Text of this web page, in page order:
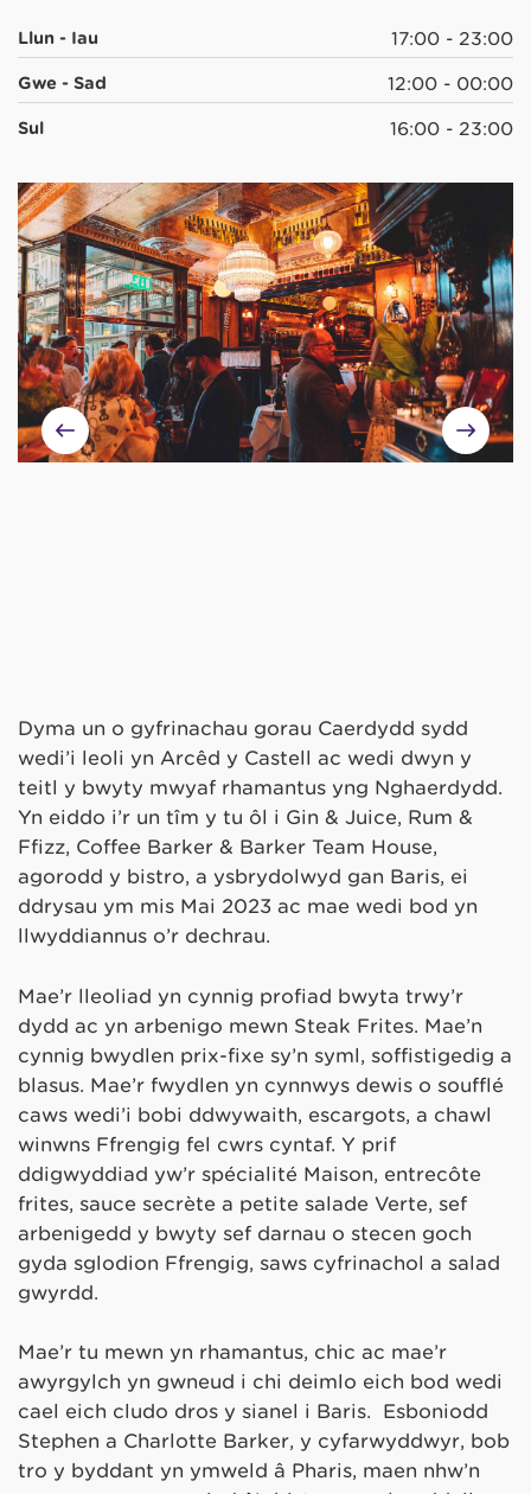
Llun - Iau 17:00 - 23:00
Gwe - Sad 12:00 - 00:00
Sul 16:00 - 23:00
Dyma un o gyfrinachau gorau Caerdydd sydd
wedi’i leoli yn Arcêd y Castell ac wedi dwyn y
teitl y bwyty mwyaf rhamantus yng Nghaerdydd.
Yn eiddo i’r un tîm y tu ôl i Gin & Juice, Rum &
Ffizz, Coffee Barker & Barker Team House,
agorodd y bistro, a ysbrydolwyd gan Baris, ei
ddrysau ym mis Mai 2023 ac mae wedi bod yn
llwyddiannus o’r dechrau.
Mae’r lleoliad yn cynnig profiad bwyta trwy’r
dydd ac yn arbenigo mewn Steak Frites. Mae’n
cynnig bwydlen prix-fixe sy’n syml, soffistigedig a
blasus. Mae’r fwydlen yn cynnwys dewis o soufflé
caws wedi’i bobi ddwywaith, escargots, a chawl
winwns Ffrengig fel cwrs cyntaf. Y prif
ddigwyddiad yw’r spécialité Maison, entrecôte
frites, sauce secrète a petite salade Verte, sef
arbenigedd y bwyty sef darnau o stecen goch
gyda sglodion Ffrengig, saws cyfrinachol a salad
gwyrdd.
Mae’r tu mewn yn rhamantus, chic ac mae’r
awyrgylch yn gwneud i chi deimlo eich bod wedi
cael eich cludo dros y sianel i Baris. Esboniodd
Stephen a Charlotte Barker, y cyfarwyddwyr, bob
tro y byddant yn ymweld â Pharis, maen nhw’n